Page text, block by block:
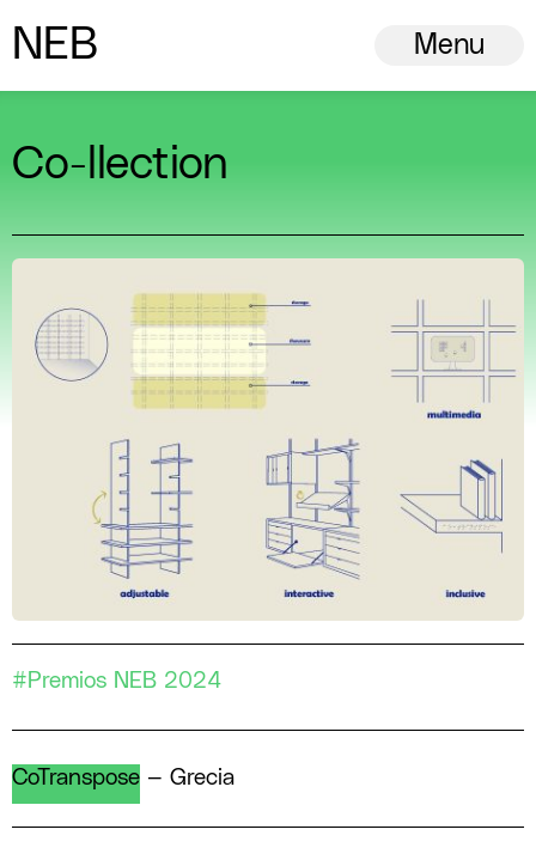
N ew
European
B Menu
Co-llection
#Premios NEB 2024
CoTranspose— Grecia